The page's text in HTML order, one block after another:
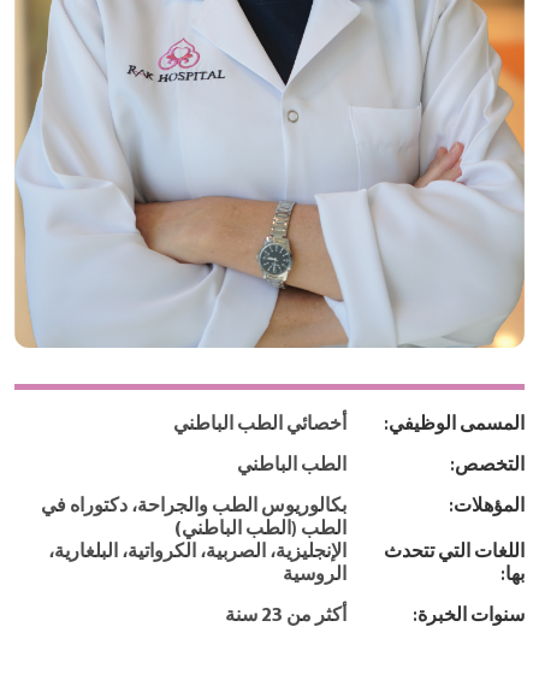
المسمى الوظيفي: أخصائي الطب الباطني
التخصص: الطب الباطني
المؤهلات:
بكالوريوس الطب والجراحة، دكتوراه في
الطب (الطب الباطني)
اللغات التي تتحدث
بها:
الإنجليزية، الصربية، الكرواتية، البلغارية،
الروسية
سنوات الخبرة: أكثر من 23 سنة